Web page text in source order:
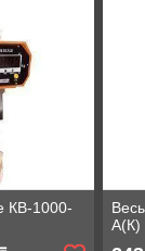
КВ-1000-
А(К)